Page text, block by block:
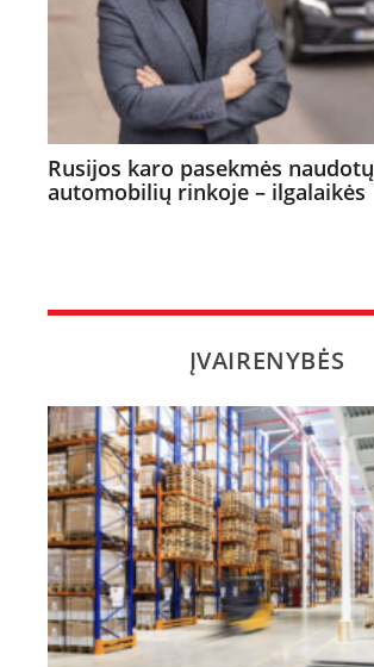
Rusijos karo pasekmės naudotų
automobilių rinkoje – ilgalaikės
ĮVAIRENYBĖS